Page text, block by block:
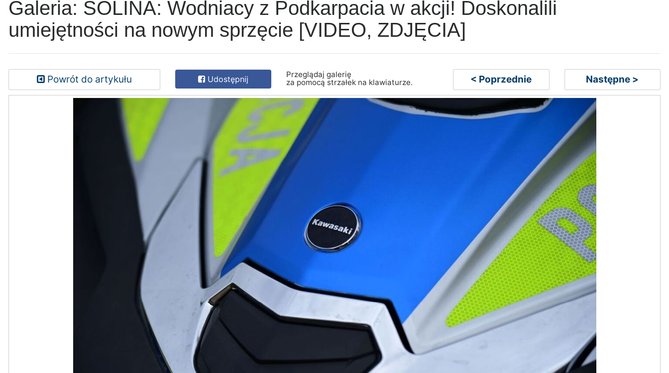
Galeria: SOLINA: Wodniacy z Podkarpacia w akcji! Doskonalili
umiejętności na nowym sprzęcie [VIDEO, ZDJĘCIA]
Powrót do artykułu Udostępnij
Przeglądaj galerię
za pomocą strzałek na klawiaturze.
< Poprzednie Następne >